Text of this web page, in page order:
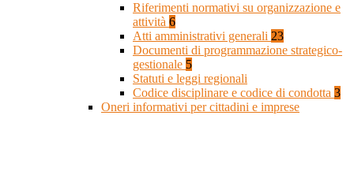
Riferimenti normativi su organizzazione e
attività 6
Atti amministrativi generali 23
Documenti di programmazione strategico-
gestionale 5
Statuti e leggi regionali
Codice disciplinare e codice di condotta 3
Oneri informativi per cittadini e imprese